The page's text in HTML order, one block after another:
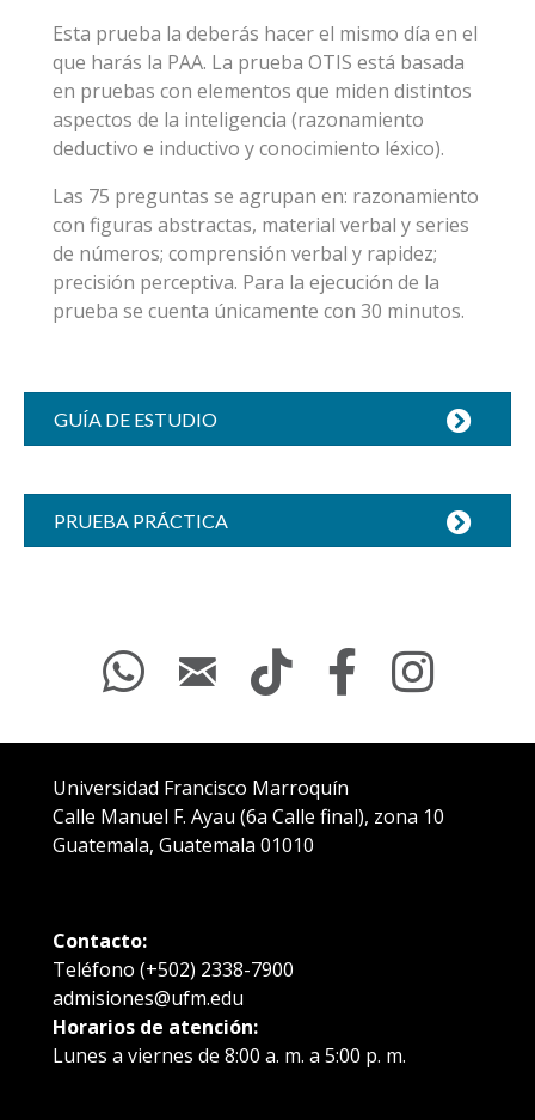
Esta prueba la deberás hacer el mismo día en el
que harás la PAA. La prueba OTIS está basada
en pruebas con elementos que miden distintos
aspectos de la inteligencia (razonamiento
deductivo e inductivo y conocimiento léxico).
Las 75 preguntas se agrupan en: razonamiento
con figuras abstractas, material verbal y series
de números; comprensión verbal y rapidez;
precisión perceptiva. Para la ejecución de la
prueba se cuenta únicamente con 30 minutos.
GUÍA DE ESTUDIO
PRUEBA PRÁCTICA
Universidad Francisco Marroquín
Calle Manuel F. Ayau (6a Calle final), zona 10
Guatemala, Guatemala 01010
Contacto:
Teléfono (+502) 2338-7900
admisiones@ufm.edu
Horarios de atención:
Lunes a viernes de 8:00 a. m. a 5:00 p. m.